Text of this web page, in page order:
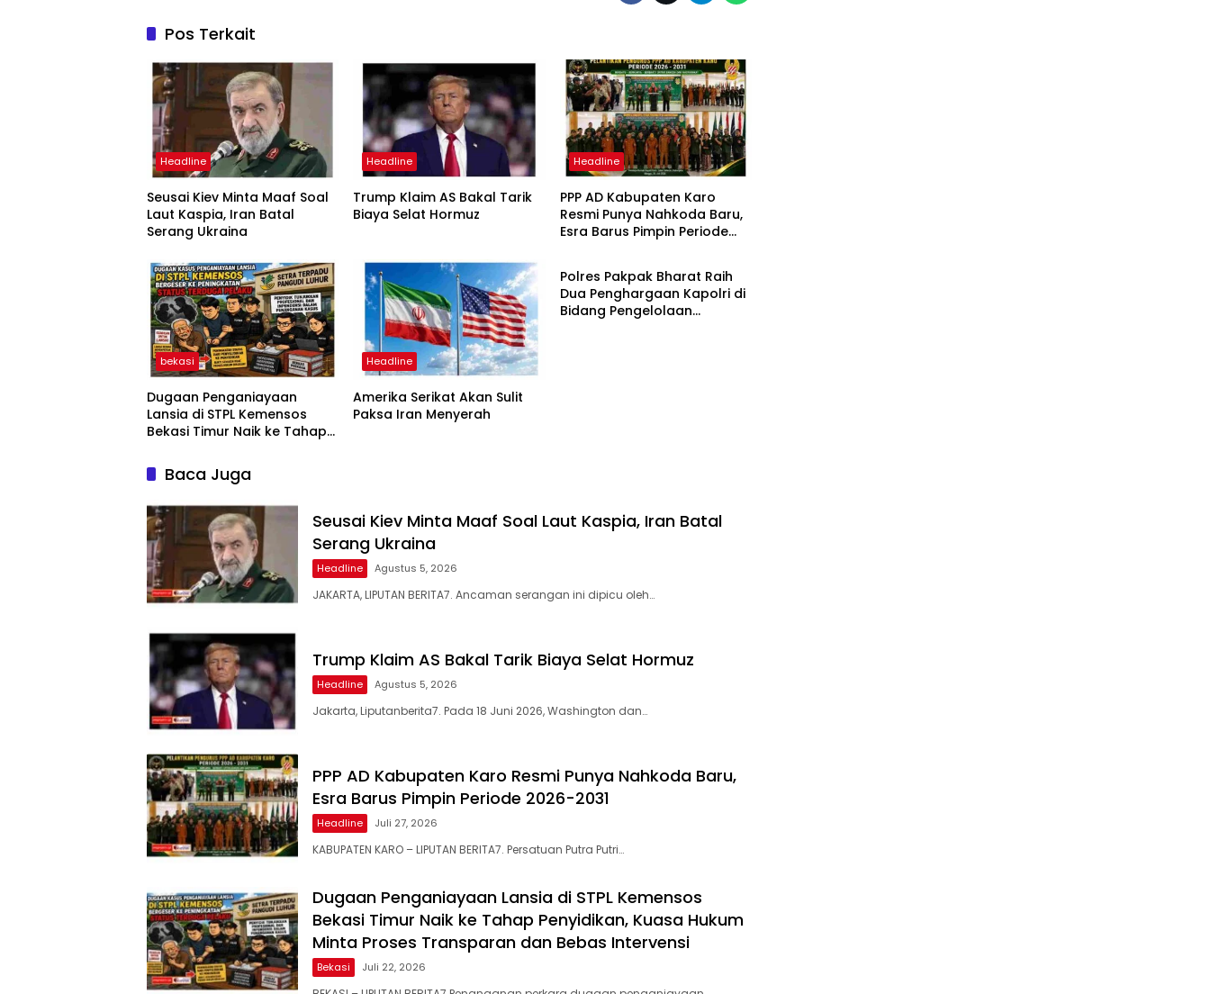
Pos Terkait
Headline
Seusai Kiev Minta Maaf Soal
Laut Kaspia, Iran Batal
Serang Ukraina
Headline
Trump Klaim AS Bakal Tarik
Biaya Selat Hormuz
Headline
PPP AD Kabupaten Karo
Resmi Punya Nahkoda Baru,
Esra Barus Pimpin Periode
bekasi
Dugaan Penganiayaan
Lansia di STPL Kemensos
Bekasi Timur Naik ke Tahap
Minta Proses Transparan
dan Bebas Intervensi
Headline
Amerika Serikat Akan Sulit
Paksa Iran Menyerah
Headline
Polres Pakpak Bharat Raih
Dua Penghargaan Kapolri di
Bidang Pengelolaan
Baca Juga
Seusai Kiev Minta Maaf Soal Laut Kaspia, Iran Batal
Serang Ukraina
Headline Agustus 5, 2026
JAKARTA, LIPUTAN BERITA7. Ancaman serangan ini dipicu oleh…
Trump Klaim AS Bakal Tarik Biaya Selat Hormuz
Headline Agustus 5, 2026
Jakarta, Liputanberita7. Pada 18 Juni 2026, Washington dan…
PPP AD Kabupaten Karo Resmi Punya Nahkoda Baru,
Esra Barus Pimpin Periode 2026-2031
Headline Juli 27, 2026
KABUPATEN KARO – LIPUTAN BERITA7. Persatuan Putra Putri…
Dugaan Penganiayaan Lansia di STPL Kemensos
Bekasi Timur Naik ke Tahap Penyidikan, Kuasa Hukum
Minta Proses Transparan dan Bebas Intervensi
Bekasi Juli 22, 2026